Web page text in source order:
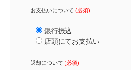
お支払いについて (必須)
銀行振込
店頭にてお支払い
返却について (必須)